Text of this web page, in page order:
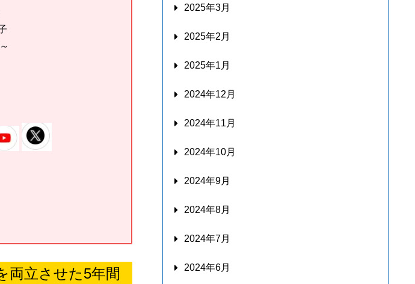
両立させた5年間
2025年3月
2025年2月
2025年1月
2024年12月
2024年11月
2024年10月
2024年9月
2024年8月
2024年7月
2024年6月